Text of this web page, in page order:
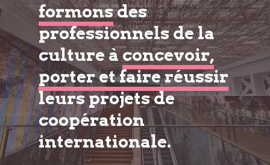
formonsdes
professionnels de la
culture àconcevoir,
porter et faire réussir
leurs projets de
coopération
internationale.